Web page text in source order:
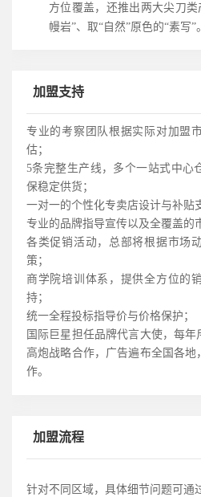
方位覆盖，还推出两大尖刀类
幔岩”、取“自然”原色的“素写”。
加盟支持
专业的考察团队根据实际对加盟
估；
5条完整生产线，多个一站式中心
保稳定供货；
一对一的个性化专卖店设计与补贴
专业的品牌指导宣传以及全覆盖的
各类促销活动，总部将根据市场
策；
商学院培训体系，提供全方位的
持；
统一全程投标指导价与价格保护；
国际巨星担任品牌代言大使，每年
高炮战略合作，广告遍布全国各
作。
加盟流程
针对不同区域，具体细节问题可通